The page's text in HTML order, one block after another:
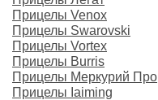
Прицелы Venox
Прицелы Swarovski
Прицелы Vortex
Прицелы Burris
Прицелы Меркурий Про
Прицелы Iaiming